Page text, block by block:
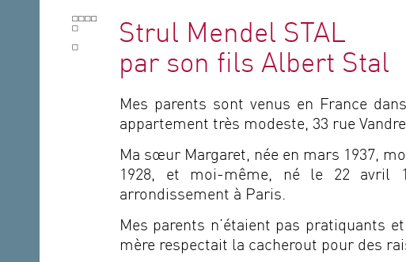
Strul Mendel STAL
par son fils Albert Stal
Mes parents sont venus en France
appartement très modeste, 33 rue
Ma sœur Margaret, née en mars 1937,
1928, et moi-même, né le 22 avril
arrondissement à Paris.
Mes parents n’étaient pas pratiquants
mère respectait la cacherout pour des